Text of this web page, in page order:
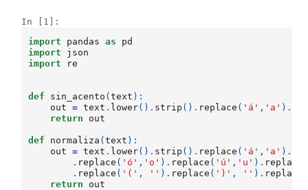
In [1]:
import
pandas as
pd
import
json
import
re
def sin_acento (text ):
out
= text . lower() . strip () . replace ( 'á' , 'a' ) .
return
out
def normaliza (text ):
out
= text . lower() . strip () . replace ( 'á' , 'a' ) .
. replace ( 'ó' , 'o' ) . replace ( 'ú' , 'u' ) . replace
. replace ( '(' , '' ) . replace ( ')' , '' ) . replace
return
out